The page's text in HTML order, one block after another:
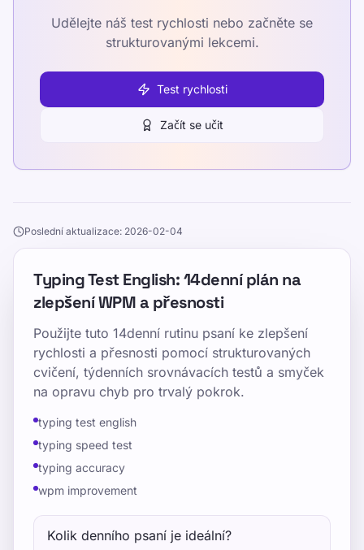
Udělejte náš test rychlosti nebo začněte se
strukturovanými lekcemi.
Test rychlosti
Začít se učit
Poslední aktualizace: 2026-02-04
Typing Test English: 14denní plán na
zlepšení WPM a přesnosti
Použijte tuto 14denní rutinu psaní ke zlepšení
rychlosti a přesnosti pomocí strukturovaných
cvičení, týdenních srovnávacích testů a smyček
na opravu chyb pro trvalý pokrok.
typing test english
typing speed test
typing accuracy
wpm improvement
Kolik denního psaní je ideální?